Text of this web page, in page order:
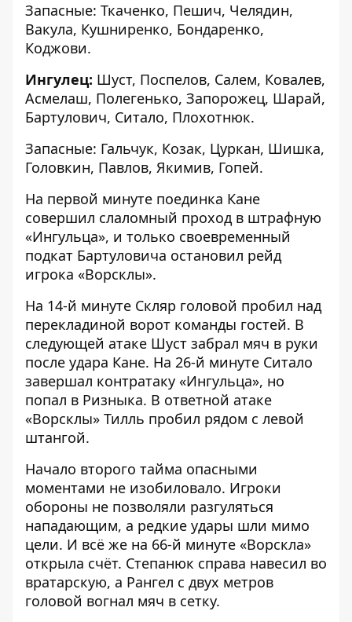
Запасные: Ткаченко, Пешич, Челядин,
Вакула, Кушниренко, Бондаренко,
Коджови.
Ингулец: Шуст, Поспелов, Салем, Ковалев,
Асмелаш, Полегенько, Запорожец, Шарай,
Бартулович, Ситало, Плохотнюк.
Запасные: Гальчук, Козак, Цуркан, Шишка,
Головкин, Павлов, Якимив, Гопей.
На первой минуте поединка Кане
совершил слаломный проход в штрафную
«Ингульца», и только своевременный
подкат Бартуловича остановил рейд
игрока «Ворсклы».
На 14-й минуте Скляр головой пробил над
перекладиной ворот команды гостей. В
следующей атаке Шуст забрал мяч в руки
после удара Кане. На 26-й минуте Ситало
завершал контратаку «Ингульца», но
попал в Ризныка. В ответной атаке
«Ворсклы» Тилль пробил рядом с левой
штангой.
Начало второго тайма опасными
моментами не изобиловало. Игроки
обороны не позволяли разгуляться
нападающим, а редкие удары шли мимо
цели. И всё же на 66-й минуте «Ворскла»
открыла счёт. Степанюк справа навесил во
вратарскую, а Рангел с двух метров
головой вогнал мяч в сетку.